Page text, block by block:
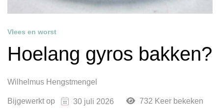
Vlees en worst
Hoelang gyros bakken?
Wilhelmus Hengstmengel
Bijgewerkt op 30 juli 2026 732 Keer bekeken